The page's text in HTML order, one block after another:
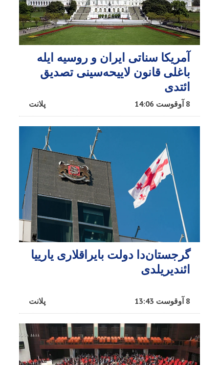
آمریکا سناتی ایران و روسیه ایله
باغلی قانون لاییحه‌سینی تصدیق
ائتدی
پلانت 8 آوقوست 14:06
گرجستان‌دا دولت بایراقلاری یارییا
ائندیریلدی
پلانت 8 آوقوست 13:43